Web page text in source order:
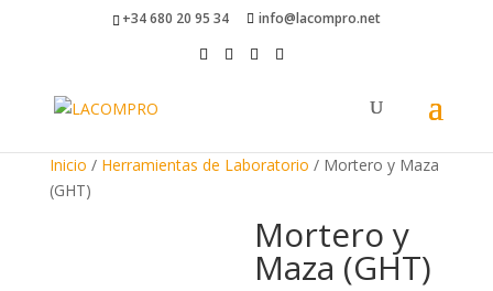
+34 680 20 95 34 info@lacompro.net
Inicio / Herramientas de Laboratorio / Mortero y Maza
(GHT)
Mortero y
Maza (GHT)